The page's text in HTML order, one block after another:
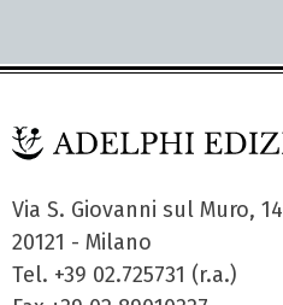
Via S. Giovanni sul Muro, 14
20121 - Milano
Tel. +39 02.725731 (r.a.)